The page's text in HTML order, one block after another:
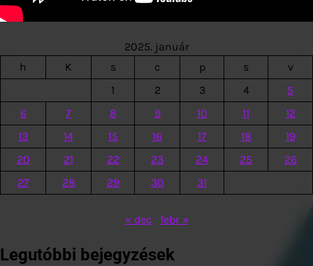
2025. január
h
K s c p s
v
1
2 3 4
5
6
7 8 9 10 11
12
13
14 15 16 17 18
19
20
21 22 23 24 25
26
27
28 29 30 31
« dec febr »
Legutóbbi bejegyzések